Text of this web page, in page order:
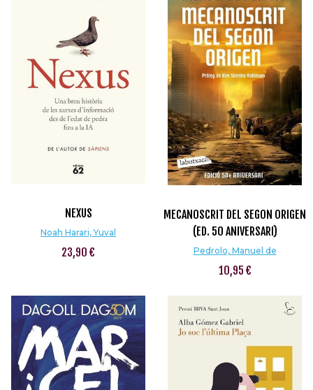
NEXUS
Noah Harari, Yuval
23,90 €
MECANOSCRIT DEL SEGON ORIGEN
(ED. 50 ANIVERSARI)
Pedrolo, Manuel de
10,95 €